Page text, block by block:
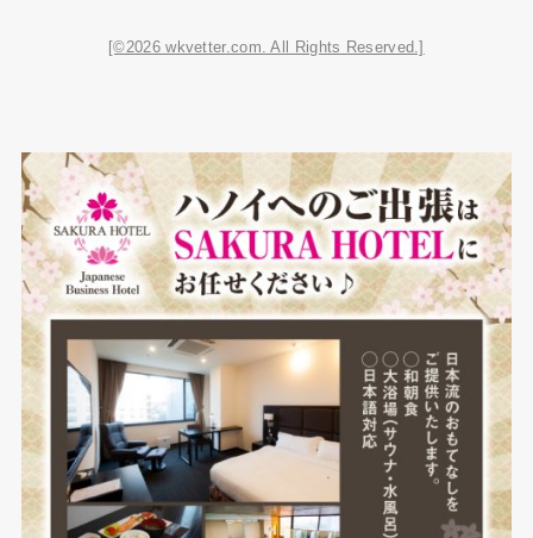
[©2026 wkvetter.com. All Rights Reserved.]